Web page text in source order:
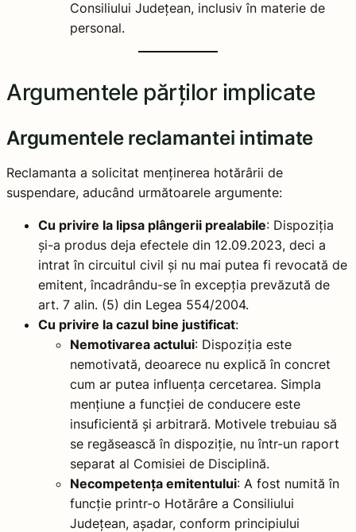
Consiliului Județean, inclusiv în materie de
personal.
Argumentele părților implicate
Argumentele reclamantei intimate
Reclamanta a solicitat menținerea hotărârii de
suspendare, aducând următoarele argumente:
Cu privire la lipsa plângerii prealabile: Dispoziția
și-a produs deja efectele din 12.09.2023, deci a
intrat în circuitul civil și nu mai putea fi revocată de
emitent, încadrându-se în excepția prevăzută de
art. 7 alin. (5) din Legea 554/2004.
Cu privire la cazul bine justificat:
Nemotivarea actului: Dispoziția este
nemotivată, deoarece nu explică în concret
cum ar putea influența cercetarea. Simpla
mențiune a funcției de conducere este
insuficientă și arbitrară. Motivele trebuiau să
se regăsească în dispoziție, nu într-un raport
separat al Comisiei de Disciplină.
Necompetența emitentului: A fost numită în
funcție printr-o Hotărâre a Consiliului
Județean, așadar, conform principiului